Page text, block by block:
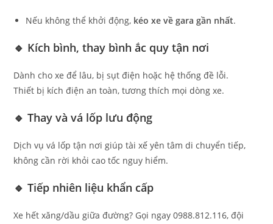
Nếu không thể khởi động, kéo xe về gara gần nhất.
🔹 Kích bình, thay bình ắc quy tận nơi
Dành cho xe để lâu, bị sụt điện hoặc hệ thống đề lỗi.
Thiết bị kích điện an toàn, tương thích mọi dòng xe.
🔹Thay và vá lốp lưu động
Dịch vụ vá lốp tận nơi giúp tài xế yên tâm di chuyển tiếp,
không cần rời khỏi cao tốc nguy hiểm.
🔹Tiếp nhiên liệu khẩn cấp
Xe hết xăng/dầu giữa đường? Gọi ngay 0988.812.116, đội